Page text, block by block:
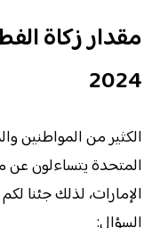
مقدار زكاة
2024
الكثير من المواطنين
المتحدة يتساءلون عن
الإمارات، لذلك جئنا